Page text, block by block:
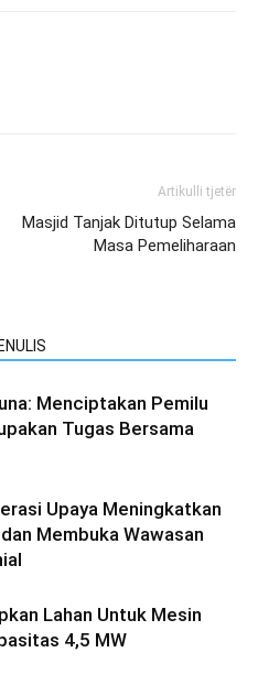
Artikulli tjetër
Masjid Tanjak Ditutup Selama
Masa Pemeliharaan
Menciptakan Pemilu
Tugas Bersama
Upaya Meningkatkan
Membuka Wawasan
Lahan Untuk Mesin
4,5 MW